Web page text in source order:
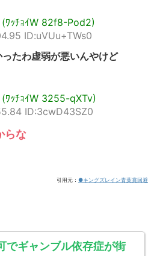
ﾜｯﾁｮｲW 82f8-Pod2)
ID:uVUu+TWs0
たわ虚弱が悪いんやけど
ﾜｯﾁｮｲW 3255-qXTv)
ID:3cwD43SZ0
らな
引用元： ●キングズレイン青葉賞回避
でギャンブル依存症が街